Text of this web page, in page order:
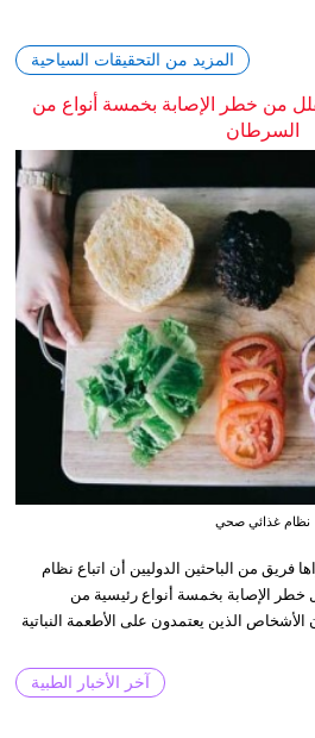
المزيد من التحقيقات السياحية
يقلل من خطر الإصابة بخمسة أنواع من
السرطان
نظام غذائي صحي
من الباحثين الدوليين أن اتباع نظام
خطر الإصابة بخمسة أنواع رئيسية من
الذين يعتمدون على الأطعمة النباتية
آخر الأخبار الطبية